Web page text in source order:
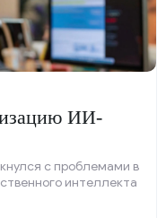
ИИ-
с проблемами в
интеллекта